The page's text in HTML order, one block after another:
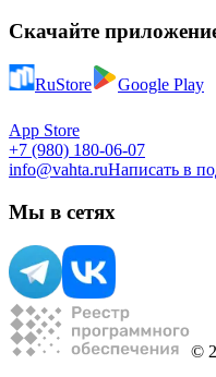
Скачайте
RuStore Google Play
App Store
+7 (980) 180-06-07
info@vahta.ruНаписать в
Мы в сетях
©